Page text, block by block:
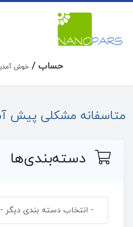
حساب /خوش
متاسفانه مشکلی پیش
دسته‌بندی‌ها